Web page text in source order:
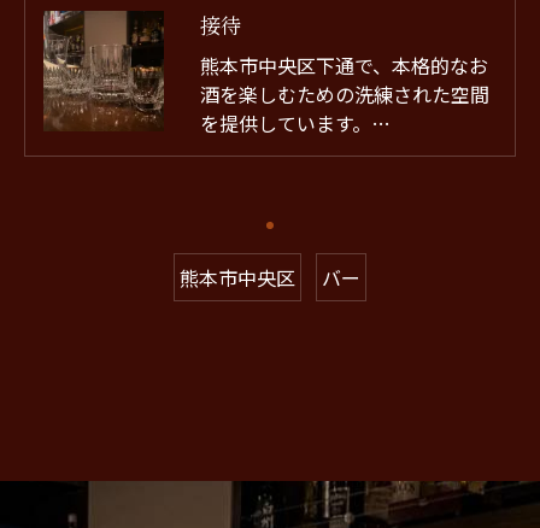
接待
熊本市中央区下通で、本格的なお
酒を楽しむための洗練された空間
を提供しています。…
熊本市中央区 バー